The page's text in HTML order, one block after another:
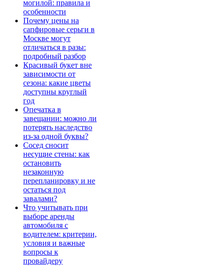
могилой: правила и
особенности
Почему цены на
сапфировые серьги в
Москве могут
отличаться в разы:
подробный разбор
Красивый букет вне
зависимости от
сезона: какие цветы
доступны круглый
год
Опечатка в
завещании: можно ли
потерять наследство
из-за одной буквы?
Сосед сносит
несущие стены: как
остановить
незаконную
перепланировку и не
остаться под
завалами?
Что учитывать при
выборе аренды
автомобиля с
водителем: критерии,
условия и важные
вопросы к
провайдеру